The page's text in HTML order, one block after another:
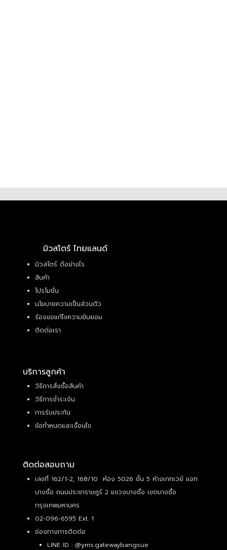
มิวสโตร์ ไทยแลนด์
มิวสโตร์ ดีอย่างไร
สินค้า
โปรโมชั่น
นโยบายความเป็นส่วนตัว
ร้องขอแก้ไขความยินยอม
ติดต่อเรา
บริการลูกค้า
วิธีการสั่งซื้อสินค้า
วิธีการชำระเงิน
การรับประกัน
ข้อกำหนดและเงื่อนไข
ติดต่อสอบถาม
เลขที่ 162/1-2, 168/10 ห้อง 5026 ชั้น 5 ห้างเกทเวย์ แอท
บางซื่อ ถนนประชาราษฎร์ 2 แขวงบางซื่อ เขตบางซื่อ
กรุงเทพมหานคร
02-096-6595 Ext. 1
ช่องทางการติดต่อ
LINE ID : @yms.gatewaybangsue